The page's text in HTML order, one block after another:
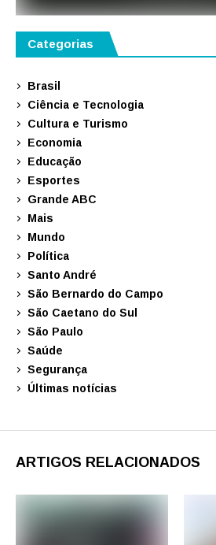
Categorias
Brasil
Ciência e Tecnologia
Cultura e Turismo
Economia
Educação
Esportes
Grande ABC
Mais
Mundo
Política
Santo André
São Bernardo do Campo
São Caetano do Sul
São Paulo
Saúde
Segurança
Últimas notícias
ARTIGOS RELACIONADOS